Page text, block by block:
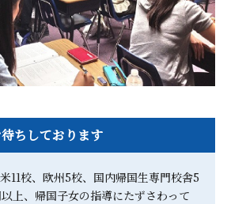
ちしております
11校、欧州5校、国内帰国生専門校舎5
上、帰国子女の指導にたずさわって